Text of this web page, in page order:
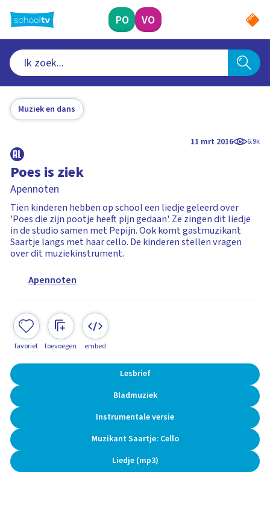
naar
hoofdinhoud
PO VO
Muziek en dans
11 mrt 2016 6.9k
Poes is ziek
Apennoten
Tien kinderen hebben op school een liedje geleerd over
'Poes die zijn pootje heeft pijn gedaan'. Ze zingen dit liedje
in de studio samen met Pepijn. Ook komt gastmuzikant
Saartje langs met haar cello. De kinderen stellen vragen
over dit muziekinstrument.
Apennoten
favoriet toevoegen embed
Lesbrief
Bladmuziek
Instrumentale versie
Muzikant Saartje: Cello
Liedje (mp3)